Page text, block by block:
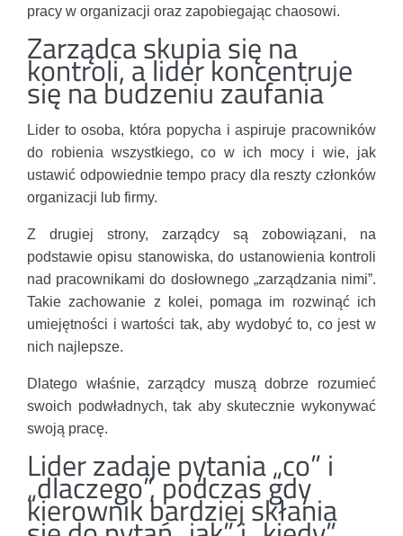
pracy w organizacji oraz zapobiegając chaosowi.
Zarządca skupia się na
kontroli, a lider koncentruje
się na budzeniu zaufania
Lider to osoba, która popycha i aspiruje pracowników
do robienia wszystkiego, co w ich mocy i wie, jak
ustawić odpowiednie tempo pracy dla reszty członków
organizacji lub firmy.
Z drugiej strony, zarządcy są zobowiązani, na
podstawie opisu stanowiska, do ustanowienia kontroli
nad pracownikami do dosłownego „zarządzania nimi”.
Takie zachowanie z kolei, pomaga im rozwinąć ich
umiejętności i wartości tak, aby wydobyć to, co jest w
nich najlepsze.
Dlatego właśnie, zarządcy muszą dobrze rozumieć
swoich podwładnych, tak aby skutecznie wykonywać
swoją pracę.
Lider zadaje pytania „co” i
„dlaczego”, podczas gdy
kierownik bardziej skłania